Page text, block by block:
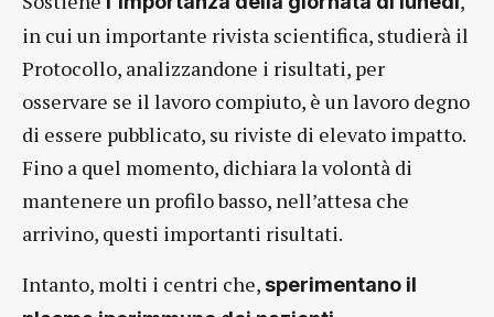
in cui un importante rivista scientifica, studierà il
Protocollo, analizzandone i risultati, per
osservare se il lavoro compiuto, è un lavoro degno
di essere pubblicato, su riviste di elevato impatto.
Fino a quel momento, dichiara la volontà di
mantenere un profilo basso, nell’attesa che
arrivino, questi importanti risultati.
Intanto, molti i centri che,sperimentano il